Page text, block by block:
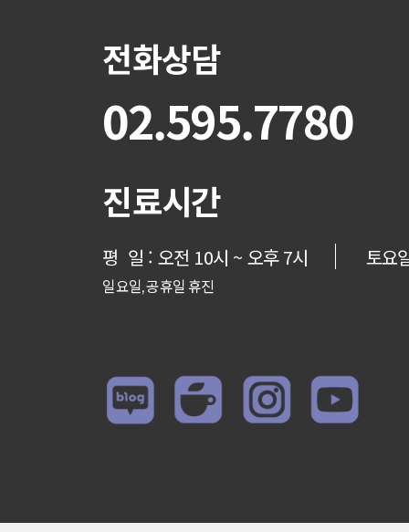
전화상담
02.595.7780
진료시간
평 일 : 오전 10시 ~ 오후 7시 토요
일요일, 공휴일 휴진